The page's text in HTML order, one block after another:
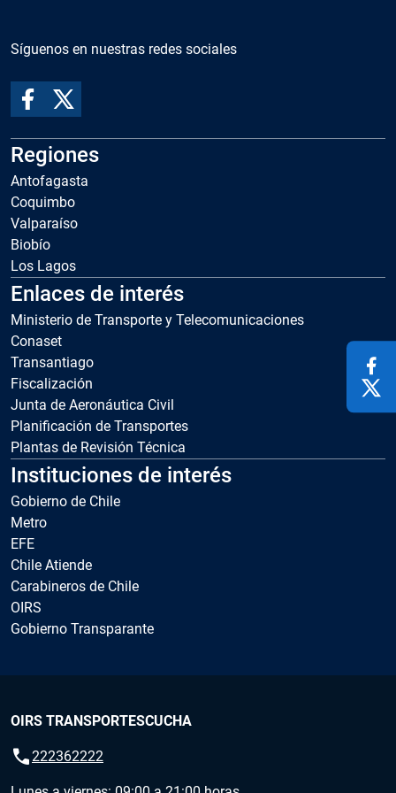
Síguenos en nuestras redes sociales
Regiones
Antofagasta
Coquimbo
Valparaíso
Biobío
Los Lagos
Enlaces de interés
Ministerio de Transporte y Telecomunicaciones
Conaset
Transantiago
Fiscalización
Junta de Aeronáutica Civil
Planificación de Transportes
Plantas de Revisión Técnica
Instituciones de interés
Gobierno de Chile
Metro
EFE
Chile Atiende
Carabineros de Chile
OIRS
Gobierno Transparante
OIRS TRANSPORTESCUCHA
call222362222